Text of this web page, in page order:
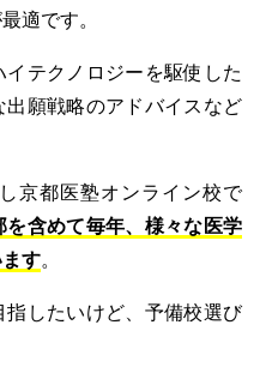
適です。
テクノロジーを駆使した
願戦略のアドバイスなど
京都医塾オンライン校で
含めて毎年、様々な医学
す。
したいけど、予備校選び